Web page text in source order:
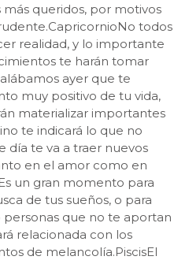
queridos, por motivos
todos
realidad, y lo importante
te harán tomar
ayer que te
muy positivo de tu vida,
materializar importantes
te indicará lo que no
día te va a traer nuevos
en el amor como en
un gran momento para
de tus sueños, o para
que no te aportan
relacionada con los
de melancolía.PiscisEl